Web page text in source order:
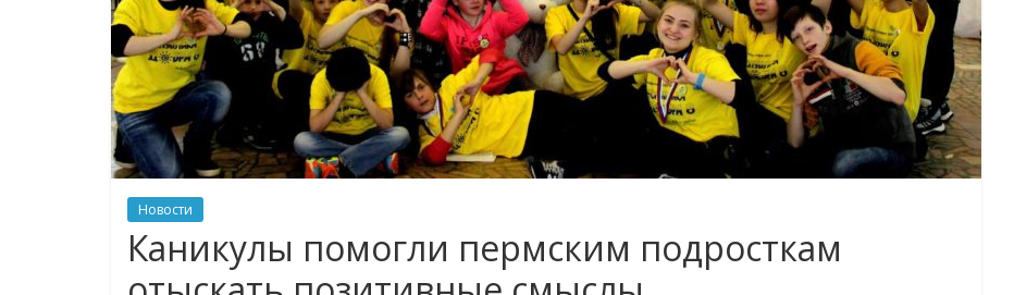
Новости
Каникулы помогли пермским подросткам